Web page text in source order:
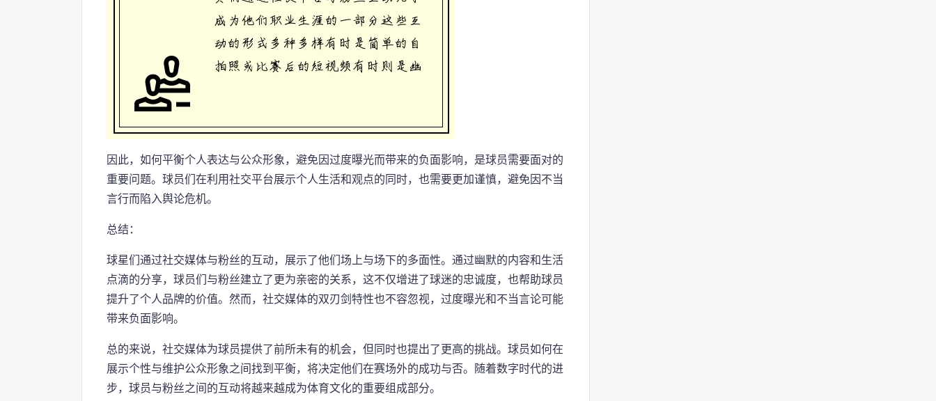
因此，如何平衡个人表达与公众形象，避免因过度曝光而带来的负面影响，是球员需要面对的
重要问题。球员们在利用社交平台展示个人生活和观点的同时，也需要更加谨慎，避免因不当
言行而陷入舆论危机。
总结：
球星们通过社交媒体与粉丝的互动，展示了他们场上与场下的多面性。通过幽默的内容和生活
点滴的分享，球员们与粉丝建立了更为亲密的关系，这不仅增进了球迷的忠诚度，也帮助球员
提升了个人品牌的价值。然而，社交媒体的双刃剑特性也不容忽视，过度曝光和不当言论可能
带来负面影响。
总的来说，社交媒体为球员提供了前所未有的机会，但同时也提出了更高的挑战。球员如何在
展示个性与维护公众形象之间找到平衡，将决定他们在赛场外的成功与否。随着数字时代的进
步，球员与粉丝之间的互动将越来越成为体育文化的重要组成部分。